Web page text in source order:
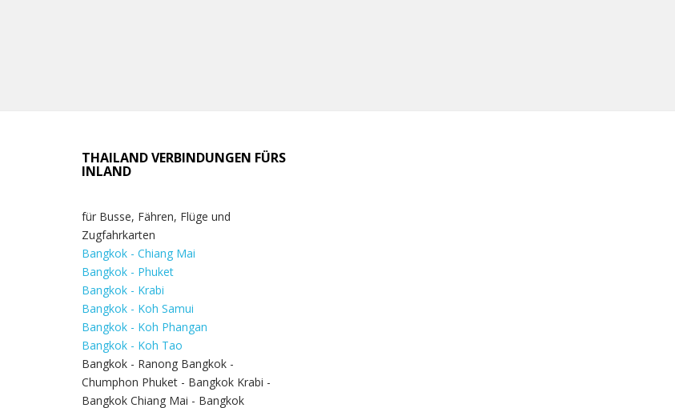
THAILAND VERBINDUNGEN FÜRS
INLAND
für Busse, Fähren, Flüge und
Zugfahrkarten
Bangkok - Chiang Mai
Bangkok - Phuket
Bangkok - Krabi
Bangkok - Koh Samui
Bangkok - Koh Phangan
Bangkok - Koh Tao
Bangkok - Ranong Bangkok -
Chumphon Phuket - Bangkok Krabi -
Bangkok Chiang Mai - Bangkok